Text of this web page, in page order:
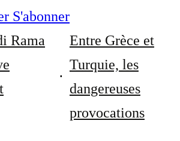
S'abonner
Rama
Entre Grèce et
Turquie, les
dangereuses
provocations